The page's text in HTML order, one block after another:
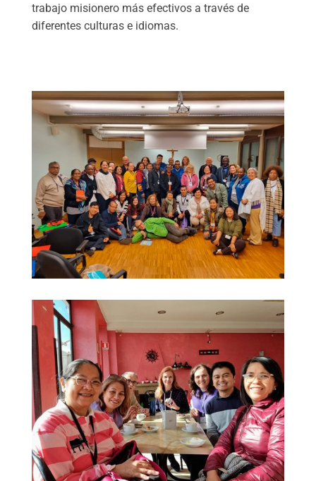
trabajo misionero más efectivos a través de
diferentes culturas e idiomas.